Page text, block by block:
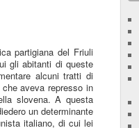
partigiana del Friuli
gli abitanti di queste
alcuni tratti di
aveva represso in
slovena. A questa
un determinante
italiano, di cui lei